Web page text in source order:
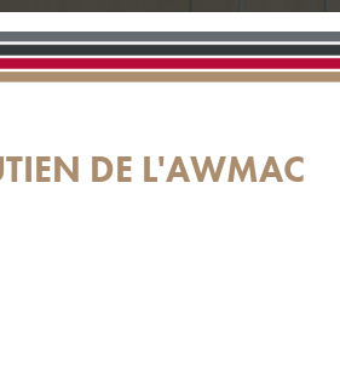
DE L'AWMAC